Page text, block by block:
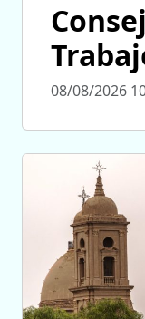
08/08/2026